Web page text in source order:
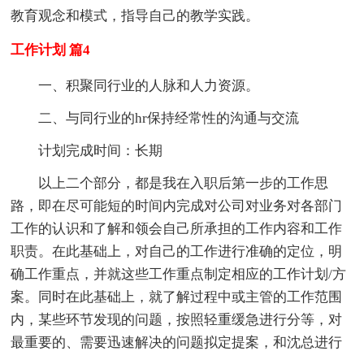
教育观念和模式，指导自己的教学实践。
工作计划 篇4
一、积聚同行业的人脉和人力资源。
二、与同行业的hr保持经常性的沟通与交流
计划完成时间：长期
以上二个部分，都是我在入职后第一步的工作思
路，即在尽可能短的时间内完成对公司对业务对各部门
工作的认识和了解和领会自己所承担的工作内容和工作
职责。在此基础上，对自己的工作进行准确的定位，明
确工作重点，并就这些工作重点制定相应的工作计划/方
案。同时在此基础上，就了解过程中或主管的工作范围
内，某些环节发现的问题，按照轻重缓急进行分等，对
最重要的、需要迅速解决的问题拟定提案，和沈总进行